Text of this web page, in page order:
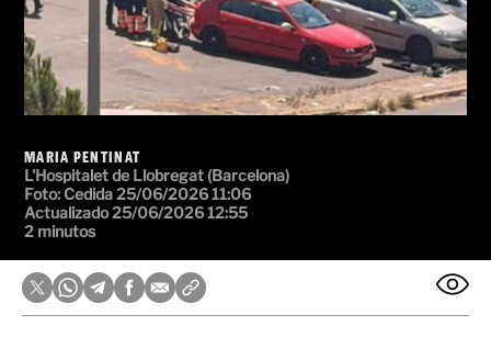
MARIA PENTINAT
L'Hospitalet de Llobregat (Barcelona)
Foto: Cedida25/06/2026 11:06
Actualizado 25/06/2026 12:55
2 minutos